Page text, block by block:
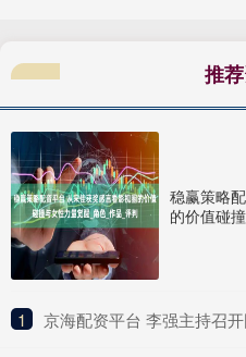
推
稳赢策略
的价值碰
1 京海配资平台 李强主持召开国务院常务会